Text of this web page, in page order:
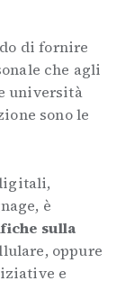
di fornire
che agli
università
sono le
è
sulla
oppure
e